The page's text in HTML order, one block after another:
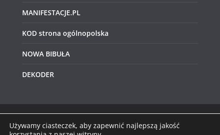
MANIFESTACJE.PL
KOD strona ogólnopolska
NOWA BIBUŁA
DEKODER
Prawa autorskie © 2026 KOD Świętokrzyskie
Używamy ciasteczek, aby zapewnić najlepszą jakość